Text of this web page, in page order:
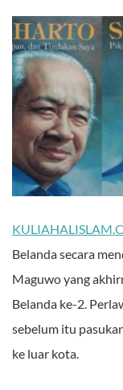
Belanda secara
Maguwo yang
Belanda ke-2.
sebelum itu
ke luar kota.